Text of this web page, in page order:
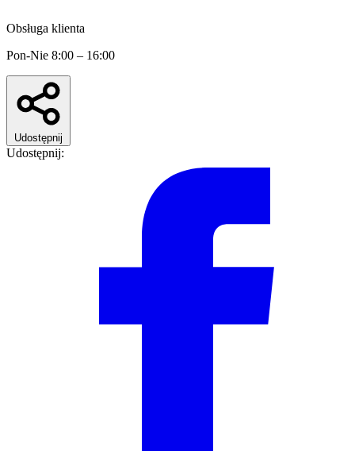
Obsługa klienta
Pon-Nie 8:00 – 16:00
Udostępnij
Udostępnij: